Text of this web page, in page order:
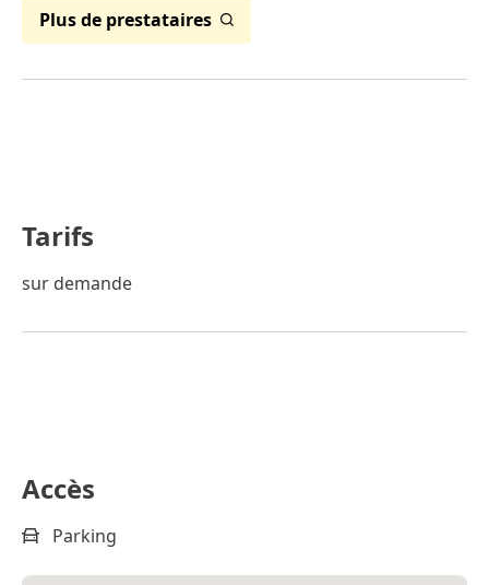
Plus de prestataires
Tarifs
sur demande
Accès
Parking